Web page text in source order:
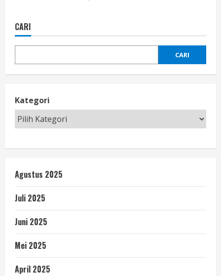
CARI
CARI
Kategori
Agustus 2025
Juli 2025
Juni 2025
Mei 2025
April 2025